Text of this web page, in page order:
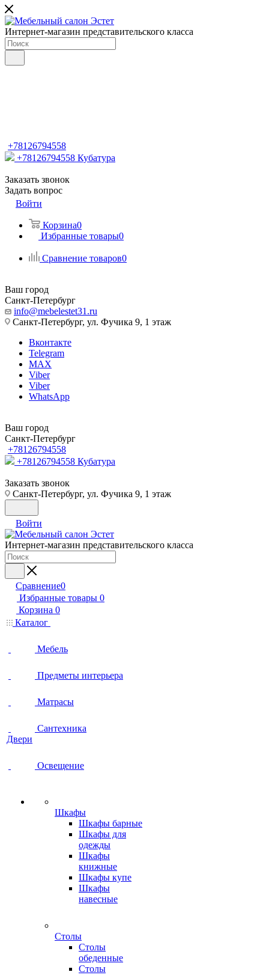
Интернет-магазин представительского класса
+78126794558
+78126794558 Кубатура
Заказать звонок
Задать вопрос
Войти
Корзина0
Избранные товары0
Сравнение товаров0
Ваш город
Санкт-Петербург
info@mebelestet31.ru
Санкт-Петербург, ул. Фучика 9, 1 этаж
Вконтакте
Telegram
MAX
Viber
Viber
WhatsApp
Ваш город
Санкт-Петербург
+78126794558
+78126794558 Кубатура
Заказать звонок
Санкт-Петербург, ул. Фучика 9, 1 этаж
Войти
Интернет-магазин представительского класса
Сравнение0
Избранные товары 0
Корзина 0
Каталог
Мебель
Предметы интерьера
Матрасы
Сантехника
Двери
Освещение
Шкафы
Шкафы барные
Шкафы для
одежды
Шкафы
книжные
Шкафы купе
Шкафы
навесные
Столы
Столы
обеденные
Столы